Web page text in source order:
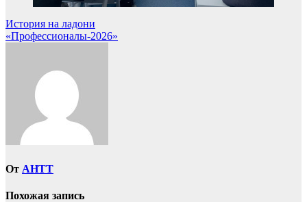
Навигация
по
История на ладони
«Профессионалы-2026»
От AHTT
Похожая запись